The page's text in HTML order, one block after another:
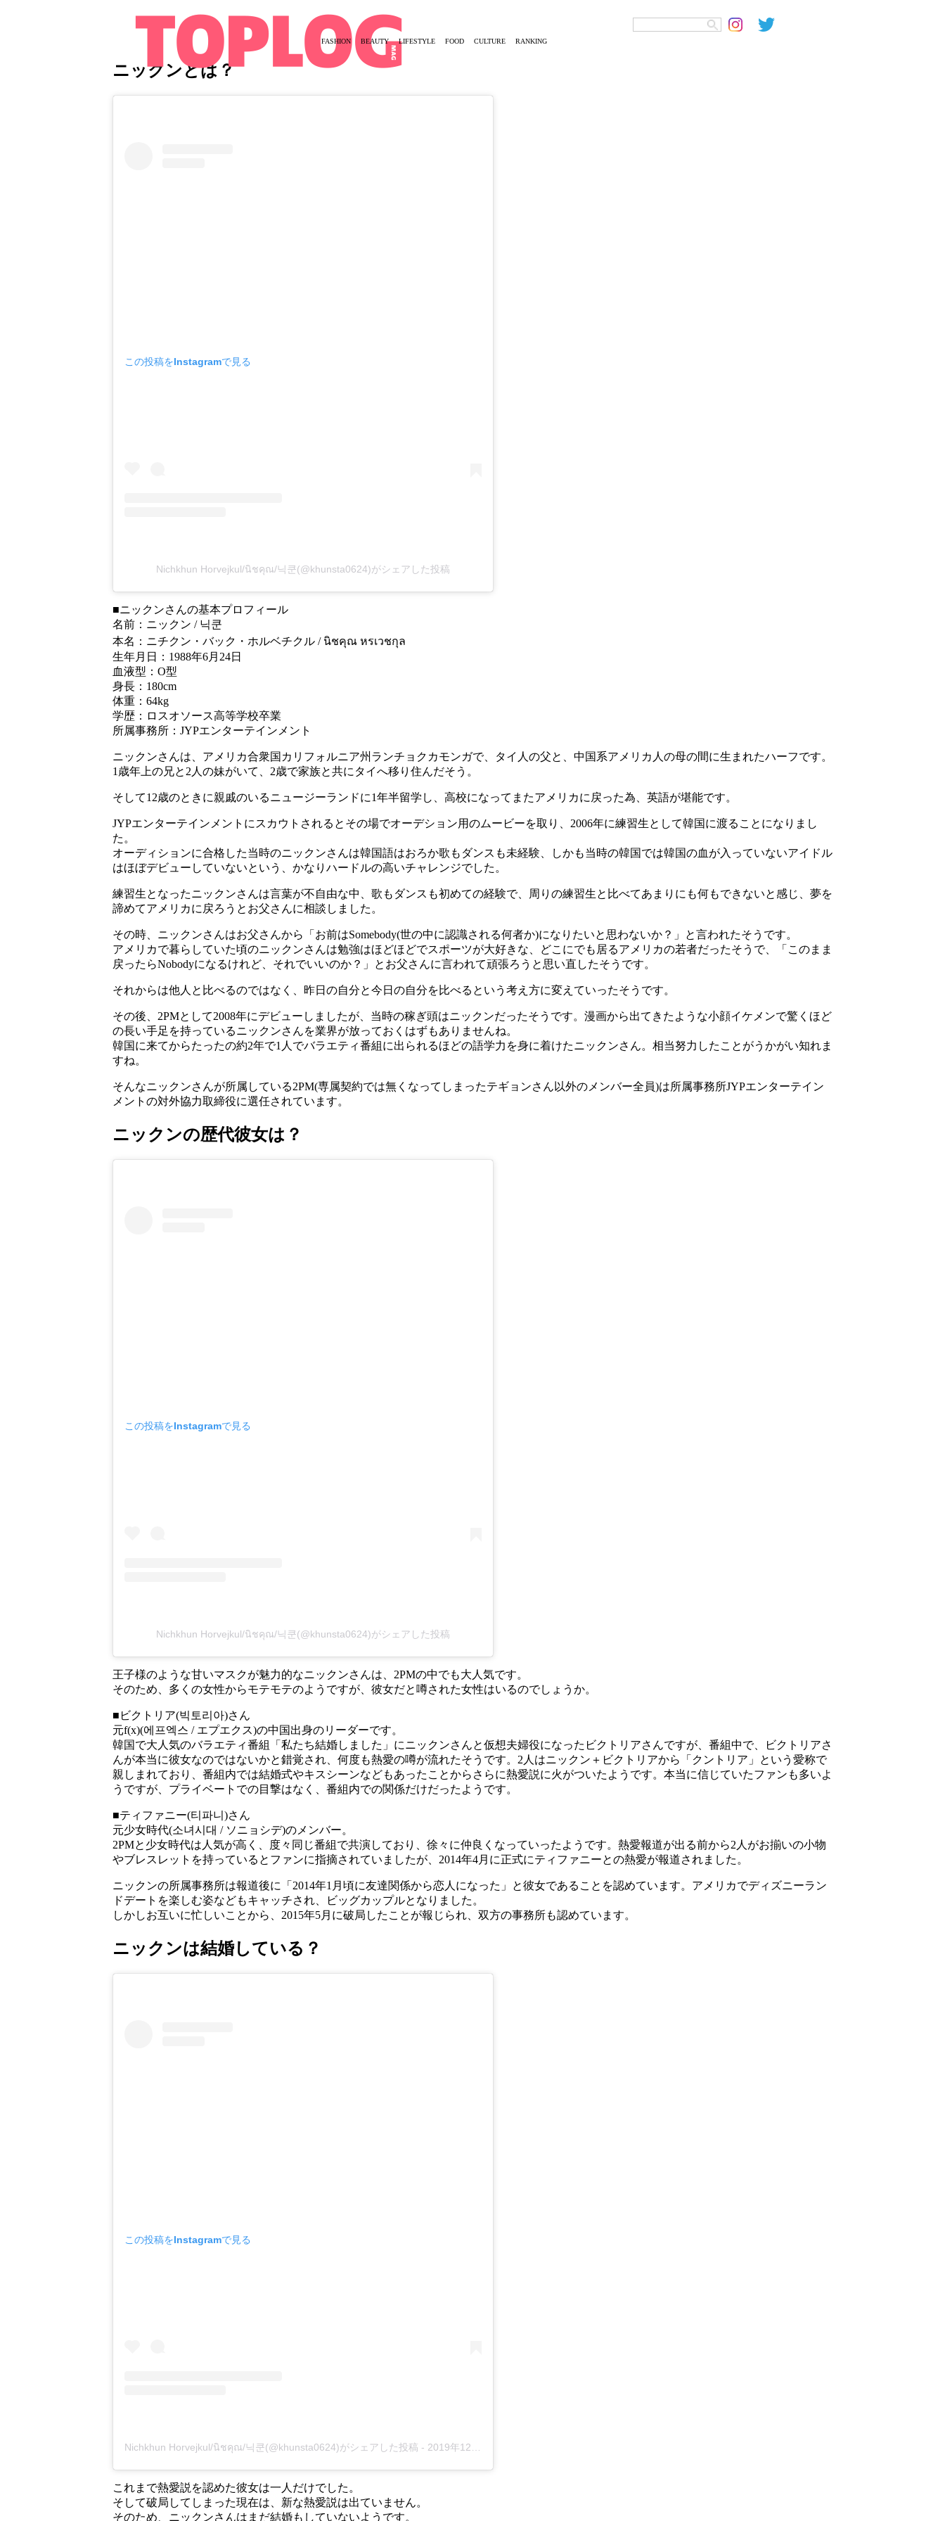
FASHION BEAUTY LIFESTYLE FOOD CULTURE RANKING
ニックンとは？
この投稿をInstagramで見る
Nichkhun Horvejkul/นิชคุณ/닉쿤(@khunsta0624)がシェアした投稿
■ニックンさんの基本プロフィール
名前：ニックン / 닉쿤
本名：ニチクン・バック・ホルベチクル / นิชคุณ หรเวชกุล
生年月日：1988年6月24日
血液型：O型
身長：180cm
体重：64kg
学歴：ロスオソース高等学校卒業
所属事務所：JYPエンターテインメント
ニックンさんは、アメリカ合衆国カリフォルニア州ランチョクカモンガで、タイ人の父と、中国系アメリカ人の母の間に生まれたハーフです。
1歳年上の兄と2人の妹がいて、2歳で家族と共にタイへ移り住んだそう。
そして12歳のときに親戚のいるニュージーランドに1年半留学し、高校になってまたアメリカに戻った為、英語が堪能です。
JYPエンターテインメントにスカウトされるとその場でオーデション用のムービーを取り、2006年に練習生として韓国に渡ることになりまし
た。
オーディションに合格した当時のニックンさんは韓国語はおろか歌もダンスも未経験、しかも当時の韓国では韓国の血が入っていないアイドル
はほぼデビューしていないという、かなりハードルの高いチャレンジでした。
練習生となったニックンさんは言葉が不自由な中、歌もダンスも初めての経験で、周りの練習生と比べてあまりにも何もできないと感じ、夢を
諦めてアメリカに戻ろうとお父さんに相談しました。
その時、ニックンさんはお父さんから「お前はSomebody(世の中に認識される何者か)になりたいと思わないか？」と言われたそうです。
アメリカで暮らしていた頃のニックンさんは勉強はほどほどでスポーツが大好きな、どこにでも居るアメリカの若者だったそうで、「このまま
戻ったらNobodyになるけれど、それでいいのか？」とお父さんに言われて頑張ろうと思い直したそうです。
それからは他人と比べるのではなく、昨日の自分と今日の自分を比べるという考え方に変えていったそうです。
その後、2PMとして2008年にデビューしましたが、当時の稼ぎ頭はニックンだったそうです。漫画から出てきたような小顔イケメンで驚くほど
の長い手足を持っているニックンさんを業界が放っておくはずもありませんね。
韓国に来てからたったの約2年で1人でバラエティ番組に出られるほどの語学力を身に着けたニックンさん。相当努力したことがうかがい知れま
すね。
そんなニックンさんが所属している2PM(専属契約では無くなってしまったテギョンさん以外のメンバー全員)は所属事務所JYPエンターテイン
メントの対外協力取締役に選任されています。
ニックンの歴代彼女は？
この投稿をInstagramで見る
Nichkhun Horvejkul/นิชคุณ/닉쿤(@khunsta0624)がシェアした投稿
王子様のような甘いマスクが魅力的なニックンさんは、2PMの中でも大人気です。
そのため、多くの女性からモテモテのようですが、彼女だと噂された女性はいるのでしょうか。
■ビクトリア(빅토리아)さん
元f(x)(에프엑스 / エプエクス)の中国出身のリーダーです。
韓国で大人気のバラエティ番組「私たち結婚しました」にニックンさんと仮想夫婦役になったビクトリアさんですが、番組中で、ビクトリアさ
んが本当に彼女なのではないかと錯覚され、何度も熱愛の噂が流れたそうです。2人はニックン＋ビクトリアから「クントリア」という愛称で
親しまれており、番組内では結婚式やキスシーンなどもあったことからさらに熱愛説に火がついたようです。本当に信じていたファンも多いよ
うですが、プライベートでの目撃はなく、番組内での関係だけだったようです。
■ティファニー(티파니)さん
元少女時代(소녀시대 / ソニョシデ)のメンバー。
2PMと少女時代は人気が高く、度々同じ番組で共演しており、徐々に仲良くなっていったようです。熱愛報道が出る前から2人がお揃いの小物
やブレスレットを持っているとファンに指摘されていましたが、2014年4月に正式にティファニーとの熱愛が報道されました。
ニックンの所属事務所は報道後に「2014年1月頃に友達関係から恋人になった」と彼女であることを認めています。アメリカでディズニーラン
ドデートを楽しむ姿などもキャッチされ、ビッグカップルとなりました。
しかしお互いに忙しいことから、2015年5月に破局したことが報じられ、双方の事務所も認めています。
ニックンは結婚している？
この投稿をInstagramで見る
Nichkhun Horvejkul/นิชคุณ/닉쿤(@khunsta0624)がシェアした投稿 - 2019年12月月3日午後8時41分PST
これまで熱愛説を認めた彼女は一人だけでした。
そして破局してしまった現在は、新な熱愛説は出ていません。
そのため、ニックンさんはまだ結婚もしていないようです。